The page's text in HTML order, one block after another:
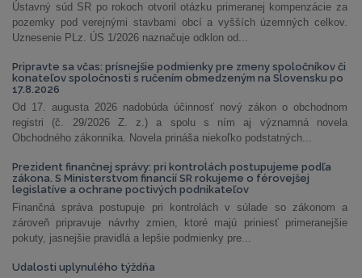
Ústavný súd SR po rokoch otvoril otázku primeranej kompenzácie za
pozemky pod verejnými stavbami obcí a vyšších územných celkov.
Uznesenie PLz. ÚS 1/2026 naznačuje odklon od...
Pripravte sa včas: prísnejšie podmienky pre zmeny spoločníkov či
konateľov spoločnosti s ručením obmedzeným na Slovensku po
17.8.2026
Od 17. augusta 2026 nadobúda účinnosť nový zákon o obchodnom
registri (č. 29/2026 Z. z.) a spolu s ním aj významná novela
Obchodného zákonníka. Novela prináša niekoľko podstatných...
Prezident finančnej správy: pri kontrolách postupujeme podľa
zákona. S Ministerstvom financií SR rokujeme o férovejšej
legislatíve a ochrane poctivých podnikateľov
Finančná správa postupuje pri kontrolách v súlade so zákonom a
zároveň pripravuje návrhy zmien, ktoré majú priniesť primeranejšie
pokuty, jasnejšie pravidlá a lepšie podmienky pre...
Udalosti uplynulého týždňa